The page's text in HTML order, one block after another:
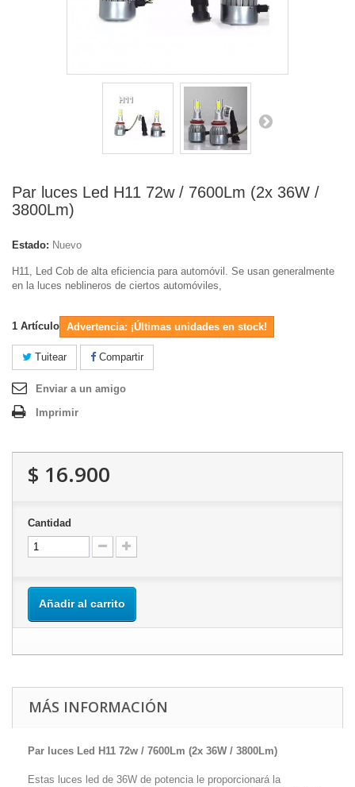
Par luces Led H11 72w / 7600Lm (2x 36W /
3800Lm)
Estado: Nuevo
H11, Led Cob de alta eficiencia para automóvil. Se usan generalmente
en la luces neblineros de ciertos automóviles,
1 Artículo Advertencia: ¡Últimas unidades en stock!
Tuitear Compartir
Enviar a un amigo
Imprimir
$ 16.900
Cantidad
Añadir al carrito
MÁS INFORMACIÓN
Par luces Led H11 72w / 7600Lm (2x 36W / 3800Lm)
Estas luces led de 36W de potencia le proporcionará la